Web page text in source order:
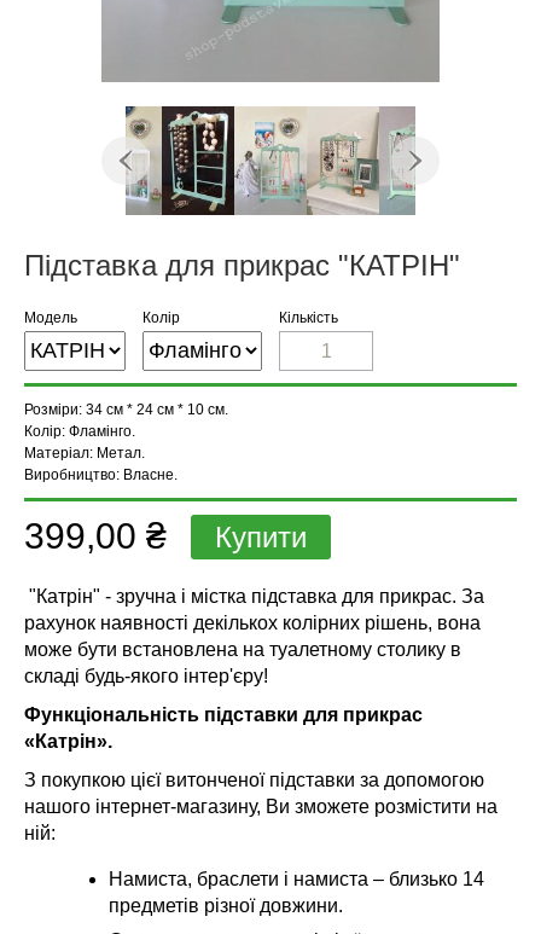
Підставка для прикрас "КАТРІН"
Модель Колір Кількість
Розміри: 34 см * 24 см * 10 см.
Колір: Фламінго.
Матеріал: Метал.
Виробництво: Власне.
399,00 ₴
"Катрін" - зручна і містка підставка для прикрас. За
рахунок наявності декількох колірних рішень, вона
може бути встановлена на туалетному столику в
складі будь-якого інтер'єру!
Функціональність підставки для прикрас
«Катрін».
З покупкою цієї витонченої підставки за допомогою
нашого інтернет-магазину, Ви зможете розмістити на
ній:
Намиста, браслети і намиста – близько 14
предметів різної довжини.